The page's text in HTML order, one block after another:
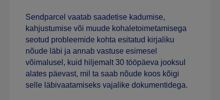
Sendparcel vaatab saadetise kadumise,
kahjustumise või muude kohaletoimetamisega
seotud probleemide kohta esitatud kirjaliku
nõude läbi ja annab vastuse esimesel
võimalusel, kuid hiljemalt 30 tööpäeva jooksul
alates päevast, mil ta saab nõude koos kõigi
selle läbivaatamiseks vajalike dokumentidega.